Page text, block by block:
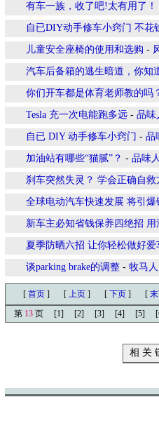
有车一族，收了吧!太有用了！
自已DIY动手修车小窍门 不花
儿童安全座椅的使用和选购 -
汽车后备箱的逃生暗道，你知
你们开车都是体育老师教的吗
Tesla 充一次电能跑多远 - 品味
自已 DIY 动手修车小窍门 - 品
加油站有哪些“猫腻”？ - 品味
刹车突然失灵？ 学会正确自救
全球电动汽车快速发展 将引爆
新车主必知省钱保养四绝招
夏季防晒六招 让你轻松做好爱
谈parking brake的调整 - 牧马人
[ 首页 ] [ 上页 ] [ 下页 ] [
第 13 页 [1] [2] [3] [4] [5]
相 关